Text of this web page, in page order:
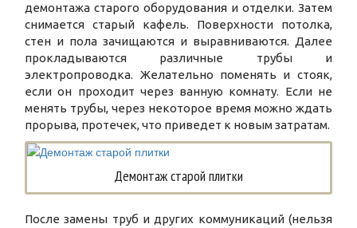
демонтажа старого оборудования и отделки. Затем
снимается старый кафель. Поверхности потолка,
стен и пола зачищаются и выравниваются. Далее
прокладываются различные трубы и
электропроводка. Желательно поменять и стояк,
если он проходит через ванную комнату. Если не
менять трубы, через некоторое время можно ждать
прорыва, протечек, что приведет к новым затратам.
Демонтаж старой плитки
После замены труб и других коммуникаций (нельзя